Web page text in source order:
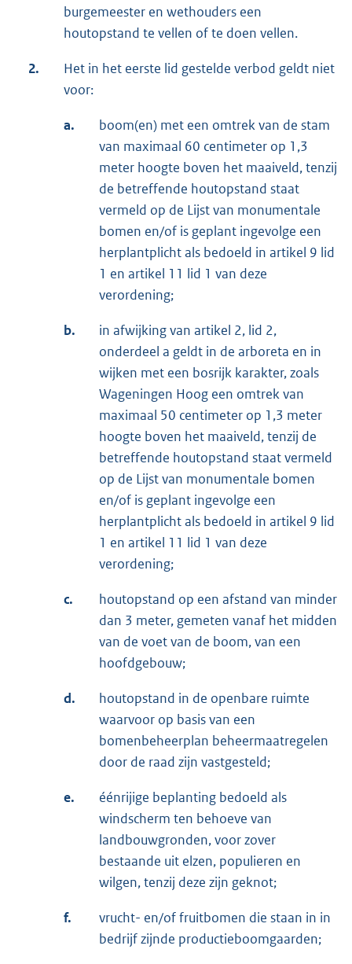
burgemeester en wethouders een
houtopstand te vellen of te doen vellen.
2.
Het in het eerste lid gestelde verbod geldt niet
voor:
a.
boom(en) met een omtrek van de stam
van maximaal 60 centimeter op 1,3
meter hoogte boven het maaiveld, tenzij
de betreffende houtopstand staat
vermeld op de Lijst van monumentale
bomen en/of is geplant ingevolge een
herplantplicht als bedoeld in artikel 9 lid
1 en artikel 11 lid 1 van deze
verordening;
b.
in afwijking van artikel 2, lid 2,
onderdeel a geldt in de arboreta en in
wijken met een bosrijk karakter, zoals
Wageningen Hoog een omtrek van
maximaal 50 centimeter op 1,3 meter
hoogte boven het maaiveld, tenzij de
betreffende houtopstand staat vermeld
op de Lijst van monumentale bomen
en/of is geplant ingevolge een
herplantplicht als bedoeld in artikel 9 lid
1 en artikel 11 lid 1 van deze
verordening;
c.
houtopstand op een afstand van minder
dan 3 meter, gemeten vanaf het midden
van de voet van de boom, van een
hoofdgebouw;
d.
houtopstand in de openbare ruimte
waarvoor op basis van een
bomenbeheerplan beheermaatregelen
door de raad zijn vastgesteld;
e.
éénrijige beplanting bedoeld als
windscherm ten behoeve van
landbouwgronden, voor zover
bestaande uit elzen, populieren en
wilgen, tenzij deze zijn geknot;
f.
vrucht- en/of fruitbomen die staan in in
bedrijf zijnde productieboomgaarden;